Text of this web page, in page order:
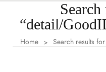
“detail/
Home > Search results